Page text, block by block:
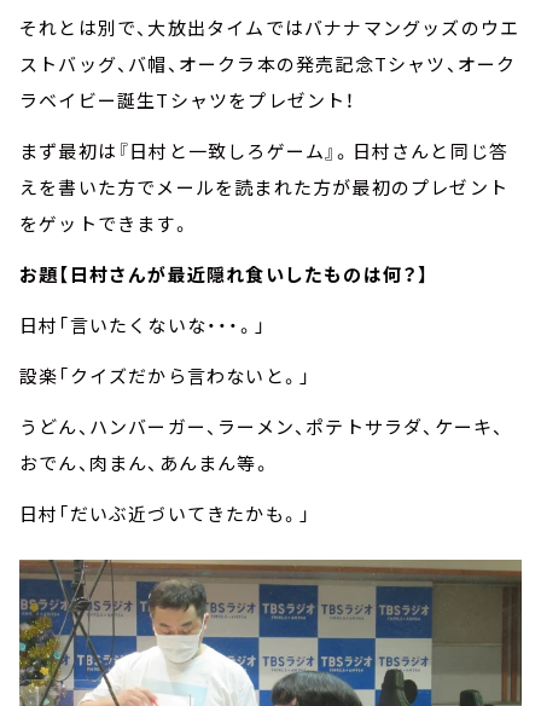
それとは別で、大放出タイムではバナナマングッズのウエ
ストバッグ、バ帽、オークラ本の発売記念Tシャツ、オーク
ラベイビー誕生Tシャツをプレゼント！
まず最初は『日村と一致しろゲーム』。日村さんと同じ答
えを書いた方でメールを読まれた方が最初のプレゼント
をゲットできます。
お題【日村さんが最近隠れ食いしたものは何？】
日村「言いたくないな・・・。」
設楽「クイズだから言わないと。」
うどん、ハンバーガー、ラーメン、ポテトサラダ、ケーキ、
おでん、肉まん、あんまん等。
日村「だいぶ近づいてきたかも。」